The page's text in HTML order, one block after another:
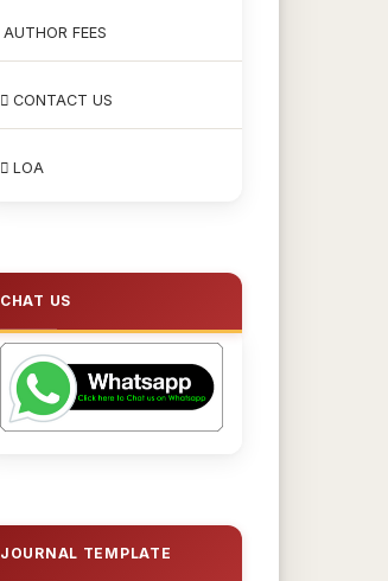
AUTHOR FEES
CONTACT US
LOA
CHAT US
JOURNAL TEMPLATE